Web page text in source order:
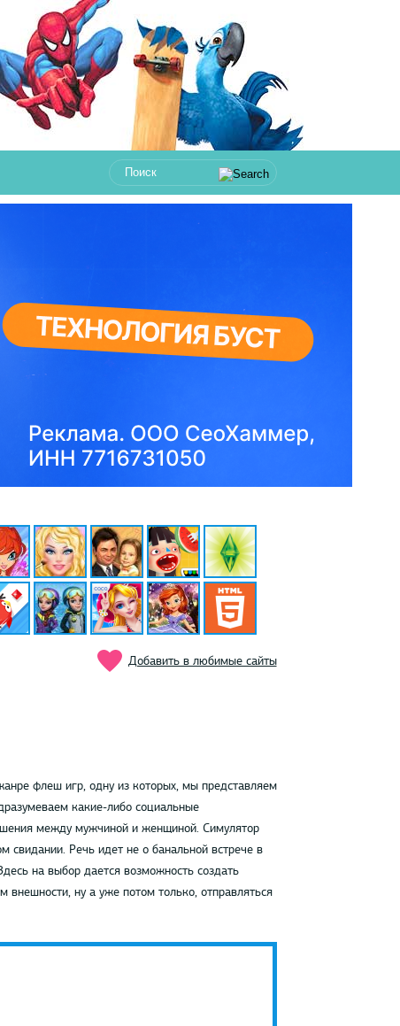
Добавить в любимые сайты
флеш игр, одну из которых, мы представляем
какие-либо социальные
между мужчиной и женщиной. Симулятор
свидании. Речь идет не о банальной встрече в
на выбор дается возможность создать
ну а уже потом только, отправляться